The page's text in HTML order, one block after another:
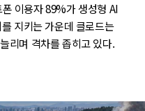
이용자 89%가 생성형 AI
지키는 가운데 클로드는
리며 격차를 좁히고 있다.